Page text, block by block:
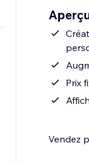
Prix
Vendez